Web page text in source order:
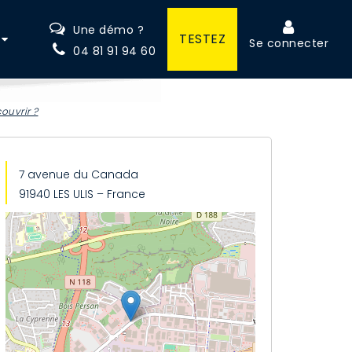
Une démo ?
04 81 91 94 60
TESTEZ Se connecter
?
7 avenue du Canada
91940 LES ULIS – France